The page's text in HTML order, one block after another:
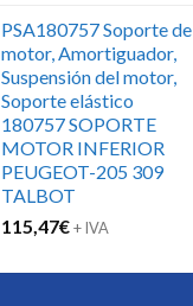
PSA180757 Soporte de
motor, Amortiguador,
Suspensión del motor,
Soporte elástico
180757 SOPORTE
MOTOR INFERIOR
PEUGEOT-205 309
TALBOT
115,47€+ IVA